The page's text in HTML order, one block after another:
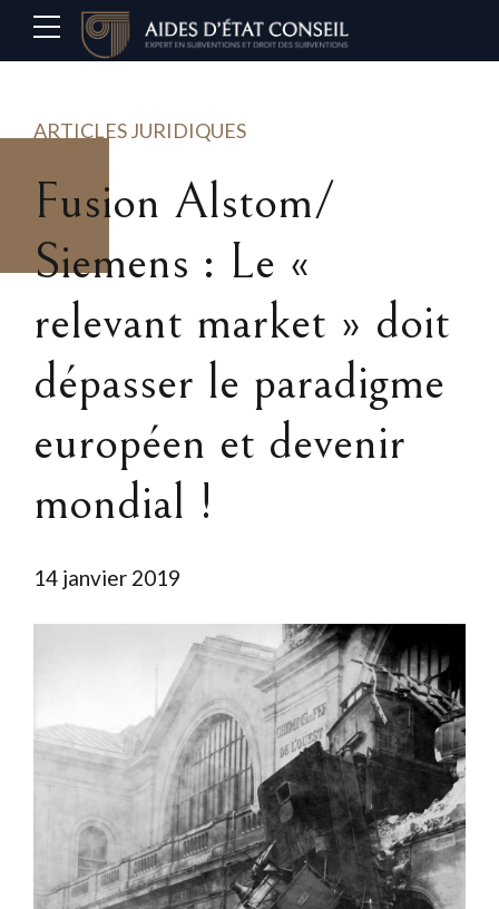
ARTICLES JURIDIQUES
Fusion Alstom/
Siemens : Le «
relevant market » doit
dépasser le paradigme
européen et devenir
mondial !
14 janvier 2019